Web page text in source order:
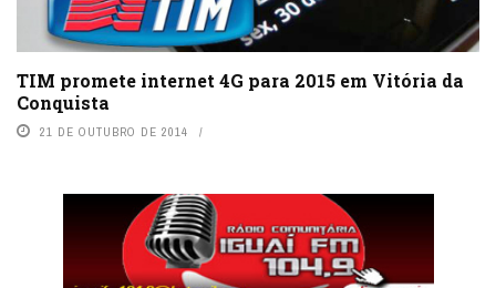
TIM promete internet 4G para 2015 em Vitória da
Conquista
21 DE OUTUBRO DE 2014